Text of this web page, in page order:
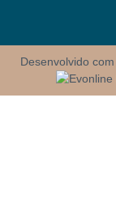
Desenvolvido com